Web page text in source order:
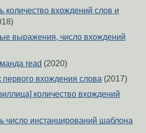
количество вхождений слов и
выражения, число вхождений
read (2020)
первого вхождения слова (2017)
количество вхождений
число инстанцирований шаблона